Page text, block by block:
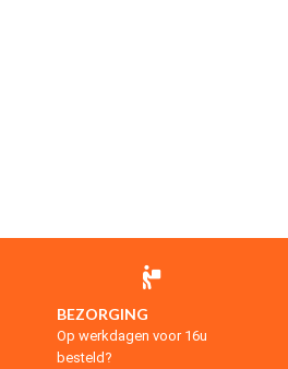
BEZORGING
Op werkdagen voor 16u
besteld?